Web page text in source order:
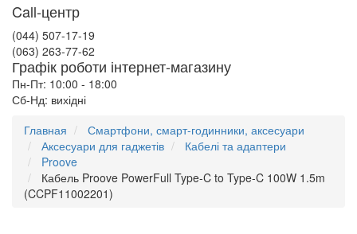
Call-центр
(044) 507-17-19
(063) 263-77-62
Графік роботи інтернет-магазину
Пн-Пт: 10:00 - 18:00
Сб-Нд: вихідні
Главная
Смартфони, смарт-годинники, аксесуари
Аксесуари для гаджетів
Кабелі та адаптери
Proove
Кабель Proove PowerFull Type-C to Type-C 100W 1.5m
(CCPF11002201)